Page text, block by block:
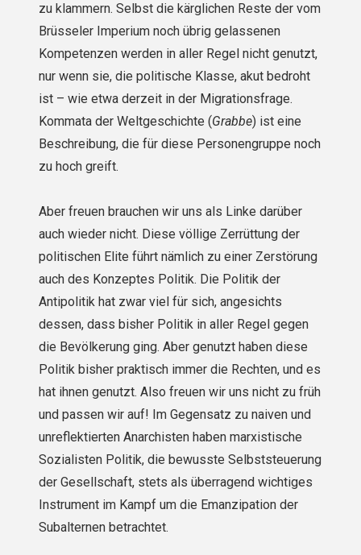
zu klammern. Selbst die kärglichen Reste der vom
Brüsseler Imperium noch übrig gelassenen
Kompetenzen werden in aller Regel nicht genutzt,
nur wenn sie, die politische Klasse, akut bedroht
ist – wie etwa derzeit in der Migrationsfrage.
Kommata der Weltge­schichte (Grabbe) ist eine
Beschreibung, die für diese Personengruppe noch
zu hoch greift.
Aber freuen brauchen wir uns als Linke darüber
auch wieder nicht. Diese völlige Zerrüttung der
politischen Elite führt nämlich zu einer Zerstörung
auch des Konzeptes Politik. Die Politik der
Antipolitik hat zwar viel für sich, angesichts
dessen, dass bisher Politik in aller Regel gegen
die Bevölkerung ging. Aber genutzt haben diese
Politik bisher praktisch immer die Rechten, und es
hat ihnen genutzt. Also freuen wir uns nicht zu früh
und passen wir auf! Im Gegensatz zu naiven und
unreflektierten Anarchisten haben marxistische
Sozialisten Politik, die bewusste Selbststeuerung
der Gesellschaft, stets als überragend wichtiges
Instrument im Kampf um die Emanzipation der
Subalternen betrachtet.